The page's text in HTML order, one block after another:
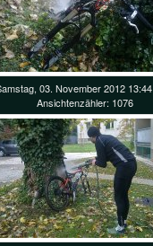
03. November 2012
Ansichtenzähler: 1076